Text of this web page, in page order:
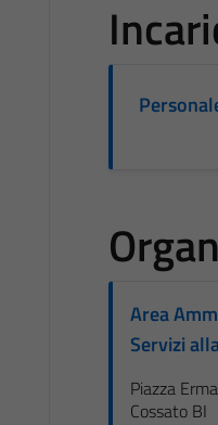
Area
Servizi
Piazza
Cossato BI